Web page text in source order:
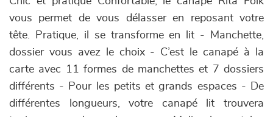
vous permet de vous délasser en reposant votre
tête. Pratique, il se transforme en lit - Manchette,
dossier vous avez le choix - C’est le canapé à la
carte avec 11 formes de manchettes et 7 dossiers
différents - Pour les petits et grands espaces - De
différentes longueurs, votre canapé lit trouvera